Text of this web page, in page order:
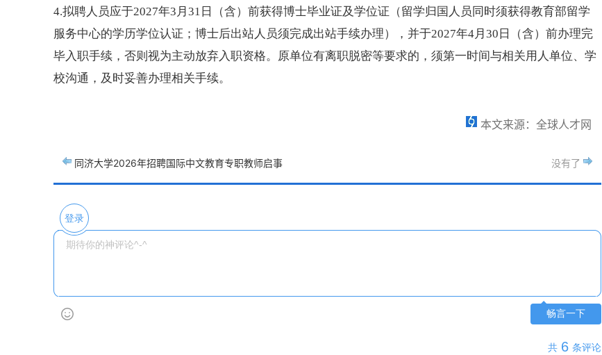
4.拟聘人员应于2027年3月31日（含）前获得博士毕业证及学位证（留学归国人员同时须获得教育部留学
服务中心的学历学位认证；博士后出站人员须完成出站手续办理），并于2027年4月30日（含）前办理完
毕入职手续，否则视为主动放弃入职资格。原单位有离职脱密等要求的，须第一时间与相关用人单位、学
校沟通，及时妥善办理相关手续。
本文来源：全球人才网
同济大学2026年招聘国际中文教育专职教师启事 没有了
登录
畅言一下
共 6 条评论